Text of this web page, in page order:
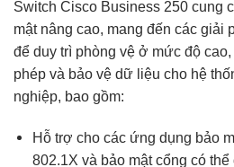
Switch Cisco Business 250 cung
mật nâng cao, mang đến các giải
để duy trì phòng vệ ở mức độ
phép và bảo vệ dữ liệu cho hệ
nghiệp, bao gồm:
Hỗ trợ cho các ứng dụng bảo
802.1X và bảo mật cổng có